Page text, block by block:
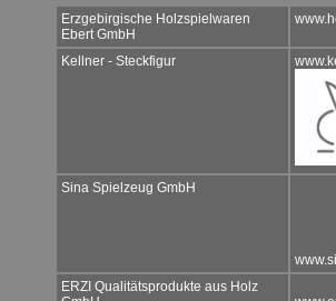
Erzgebirgische Holzspielwaren
Ebert GmbH
Kellner - Steckfigur
Sina Spielzeug GmbH
ERZI Qualitätsprodukte aus Holz